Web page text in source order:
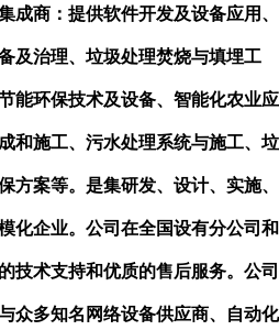
成商：提供软件开发及设备应用、
及治理、垃圾处理焚烧与填埋工
能环保技术及设备、智能化农业应
和施工、污水处理系统与施工、垃
方案等。是集研发、设计、实施、
化企业。公司在全国设有分公司和
技术支持和优质的售后服务。公司
众多知名网络设备供应商、自动化